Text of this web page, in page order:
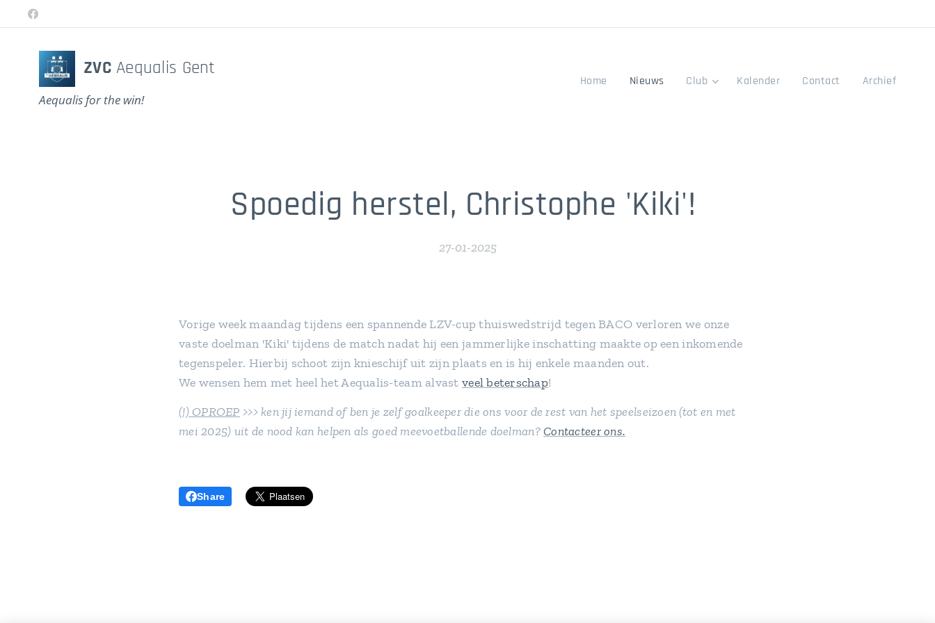
ZVCAequalis Gent
Aequalis for the win!
Home Nieuws Club Kalender Contact Archief
Spoedig herstel, Christophe 'Kiki'!
27-01-2025
Vorige week maandag tijdens een spannende LZV-cup thuiswedstrijd tegen BACO verloren we onze
vaste doelman 'Kiki' tijdens de match nadat hij een jammerlijke inschatting maakte op een inkomende
tegenspeler. Hierbij schoot zijn knieschijf uit zijn plaats en is hij enkele maanden out.
We wensen hem met heel het Aequalis-team alvast veel beterschap!
(!) OPROEP >>> ken jij iemand of ben je zelf goalkeeper die ons voor de rest van het speelseizoen (tot en met
mei 2025) uit de nood kan helpen als goed meevoetballende doelman?Contacteer ons.
Share